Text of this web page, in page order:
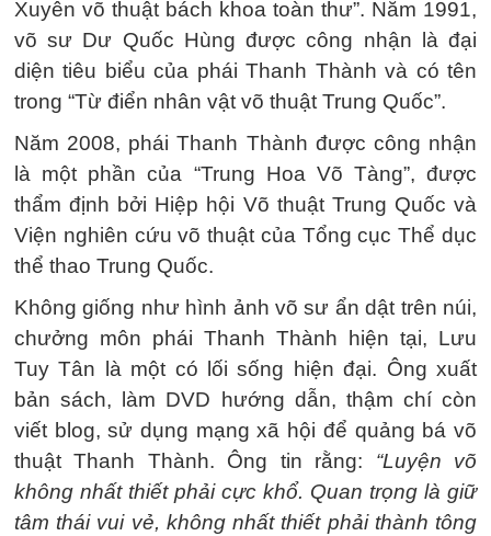
Xuyên võ thuật bách khoa toàn thư”. Năm 1991,
võ sư Dư Quốc Hùng được công nhận là đại
diện tiêu biểu của phái Thanh Thành và có tên
trong “Từ điển nhân vật võ thuật Trung Quốc”.
Năm 2008, phái Thanh Thành được công nhận
là một phần của “Trung Hoa Võ Tàng”, được
thẩm định bởi Hiệp hội Võ thuật Trung Quốc và
Viện nghiên cứu võ thuật của Tổng cục Thể dục
thể thao Trung Quốc.
Không giống như hình ảnh võ sư ẩn dật trên núi,
chưởng môn phái Thanh Thành hiện tại, Lưu
Tuy Tân là một có lối sống hiện đại. Ông xuất
bản sách, làm DVD hướng dẫn, thậm chí còn
viết blog, sử dụng mạng xã hội để quảng bá võ
thuật Thanh Thành. Ông tin rằng: “Luyện võ
không nhất thiết phải cực khổ. Quan trọng là giữ
tâm thái vui vẻ, không nhất thiết phải thành tông